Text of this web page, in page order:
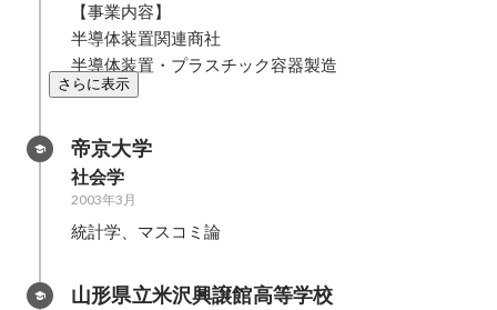
【事業内容】
半導体装置関連商社
半導体装置・プラスチック容器製造
さらに表示
帝京大学
社会学
2003年3月
統計学、マスコミ論
山形県立米沢興譲館高等学校